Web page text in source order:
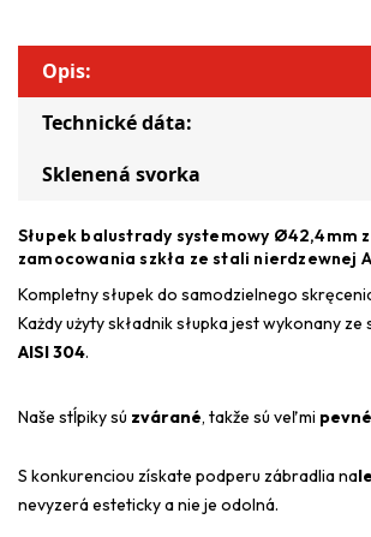
Opis:
Technické dáta:
Sklenená svorka
Słupek balustrady systemowy Ø42,4mm
zamocowania szkła ze stali nierdzewnej
Kompletny słupek do samodzielnego
Każdy użyty składnik słupka jest wykonany
AISI 304.
Naše stĺpiky sú zvárané, takže sú veľmi
S konkurenciou získate podperu zábradlia na
nevyzerá esteticky a nie je odolná.